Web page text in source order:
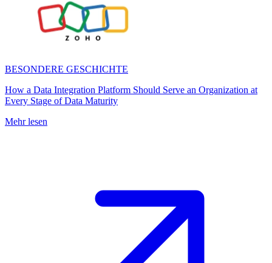
BESONDERE GESCHICHTE
How a Data Integration Platform Should Serve an Organization at
Every Stage of Data Maturity
Mehr lesen